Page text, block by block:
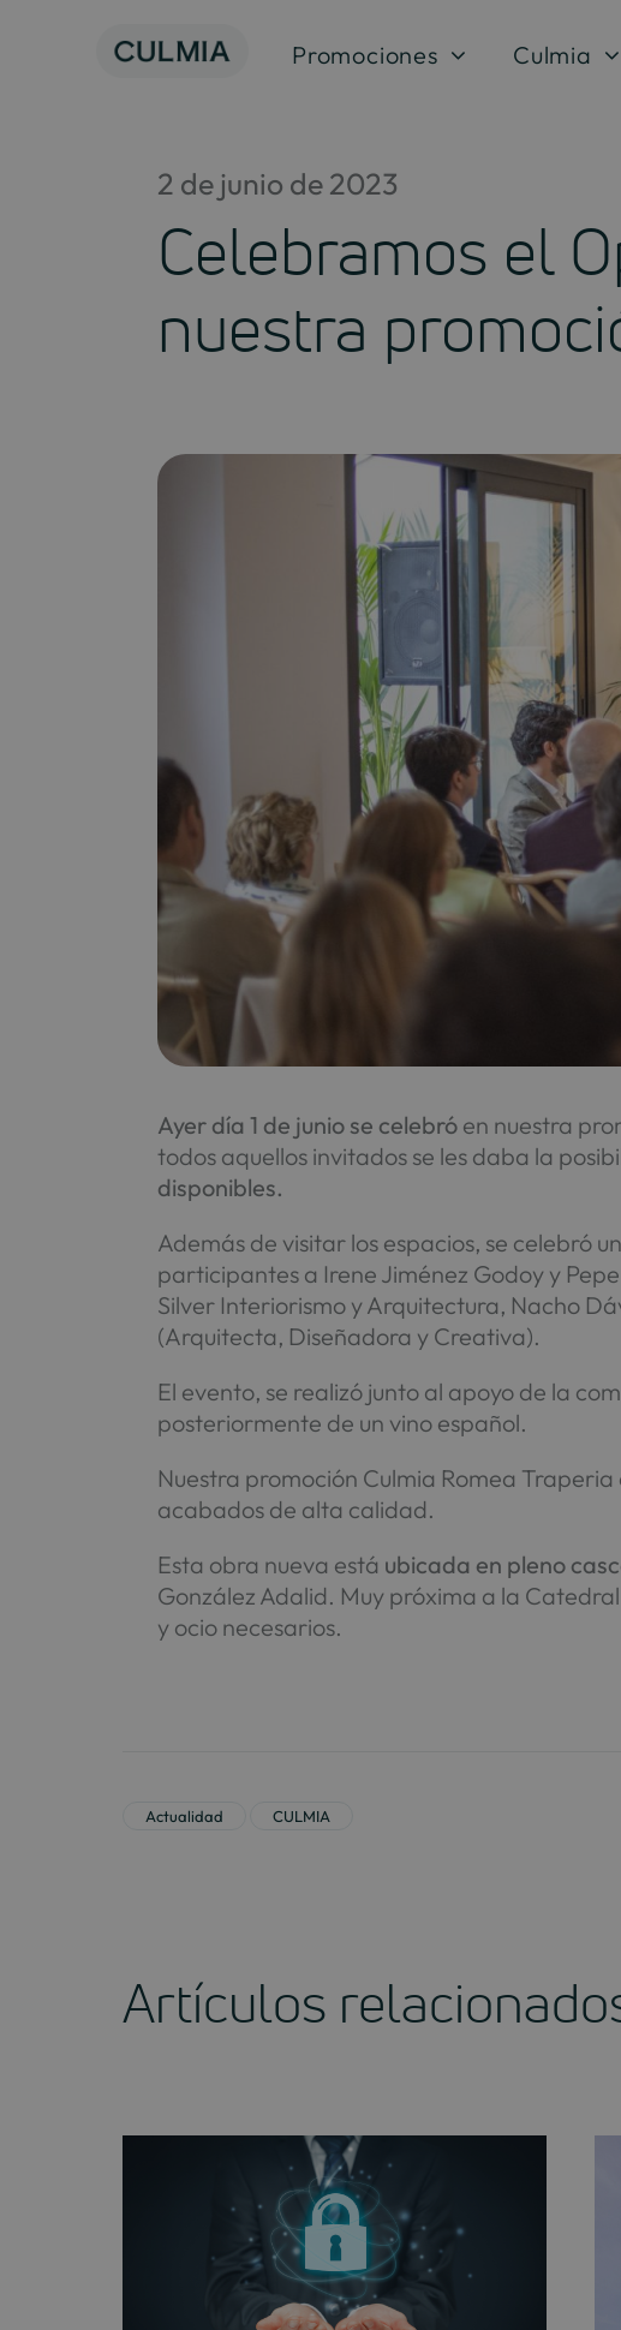
Promociones Culmia
2 de junio de 2023
Celebramos el
nuestra
Ayer día 1 de junio se celebró en nuestra
todos aquellos invitados se les daba la
disponibles.
Además de visitar los espacios, se celebró
participantes a Irene Jiménez Godoy y
Silver Interiorismo y Arquitectura, Nacho
(Arquitecta, Diseñadora y Creativa).
El evento, se realizó junto al apoyo de la
posteriormente de un vino español.
Nuestra promoción Culmia Romea
acabados de alta calidad.
Esta obra nueva está ubicada en pleno
González Adalid. Muy próxima a la
y ocio necesarios.
Actualidad CULMIA
Artículos